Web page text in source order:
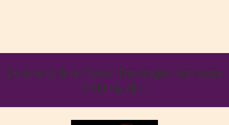
De drie Online Power Trainingen van deze
training zijn...